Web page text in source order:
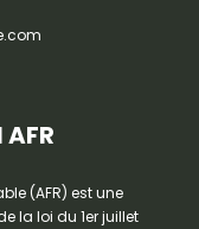
AFR
(AFR) est une
la loi du 1er juillet